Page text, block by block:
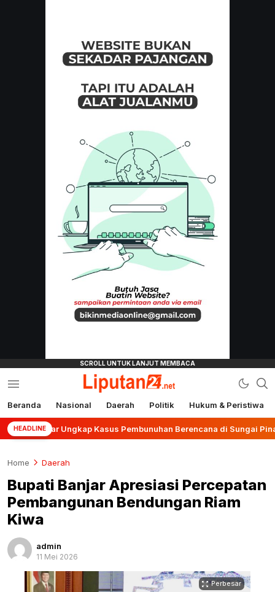
liputan24.net
Beranda Nasional Daerah Politik Hukum & Peristiwa
HEADLINE
Ungkap Kasus Pembunuhan Berencana di Sungai Pinang
Home Daerah
Bupati Banjar Apresiasi Percepatan
Pembangunan Bendungan Riam
Kiwa
admin
11 Mei 2026
Perbesar